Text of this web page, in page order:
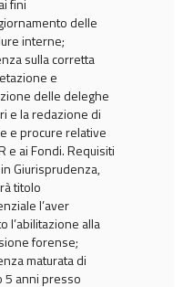
fini
delle
interne;
sulla corretta
e
delle deleghe
e la redazione di
e procure relative
e ai Fondi. Requisiti
Giurisprudenza,
titolo
l’aver
l’abilitazione alla
forense;
maturata di
5 anni presso